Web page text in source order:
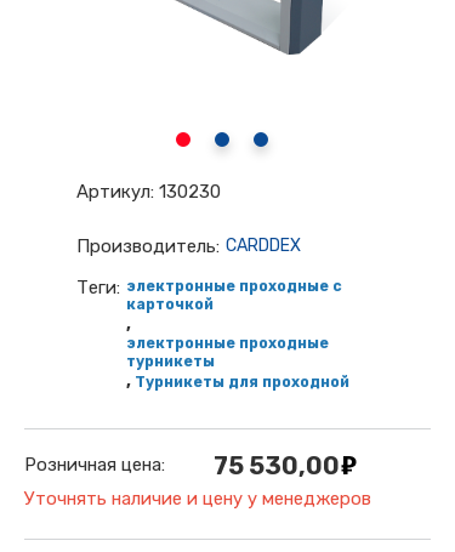
Розничная цена: 75 530,00
Уточнять наличие и цену у менеджеров
Артикул: 130230
Производитель: CARDDEX
Теги: электронные проходные с
карточкой
,
электронные проходные
турникеты
, Турникеты для проходной